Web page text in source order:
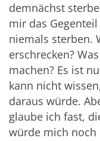
demnächst
mir das
niemals sterben.
erschrecken?
machen? Es ist
kann nicht
daraus würde.
glaube ich fast,
würde mich noch